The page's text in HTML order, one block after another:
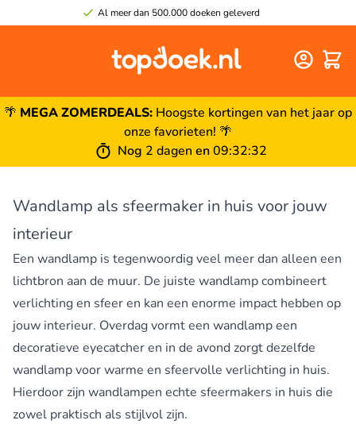
Al meer dan 500.000 doeken geleverd
🌴 MEGA ZOMERDEALS: Hoogste kortingen van het jaar op
onze favorieten! 🌴
Nog 2 dagen en09:32:32
Wandlamp als sfeermaker in huis voor jouw
interieur
Een wandlamp is tegenwoordig veel meer dan alleen een
lichtbron aan de muur. De juiste wandlamp combineert
verlichting en sfeer en kan een enorme impact hebben op
jouw interieur. Overdag vormt een wandlamp een
decoratieve eyecatcher en in de avond zorgt dezelfde
wandlamp voor warme en sfeervolle verlichting in huis.
Hierdoor zijn wandlampen echte sfeermakers in huis die
zowel praktisch als stijlvol zijn.